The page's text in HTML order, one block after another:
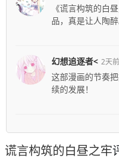
《谎言构筑的白
品，真是让人陶醉
幻想追逐者< 2天前
这部漫画的节奏
续的发展！
谎言构筑的白昼之牢